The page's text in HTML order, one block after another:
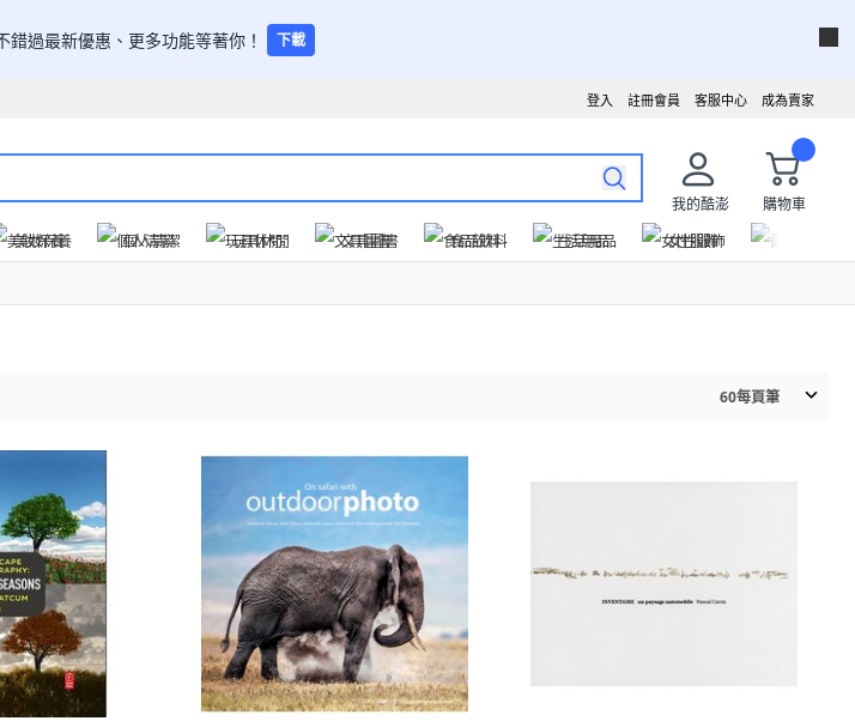
錯過最新優惠、更多功能等著你！ 下載
成為賣家
客服中心
註冊會員
登入
我的酷澎
購物車
美妝保養 個人清潔 玩具休閒 文具圖書 食品飲料 生活用品 女性服飾
60每頁筆